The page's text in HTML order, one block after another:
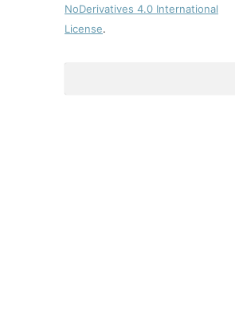
NoDerivatives 4.0 International
License.